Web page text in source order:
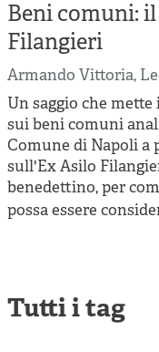
Beni comuni: il
Filangieri
Armando Vittoria,
Un saggio che
sui beni comuni
Comune di Napoli a
sull'Ex Asilo
benedettino, per
possa essere
Tutti i tag